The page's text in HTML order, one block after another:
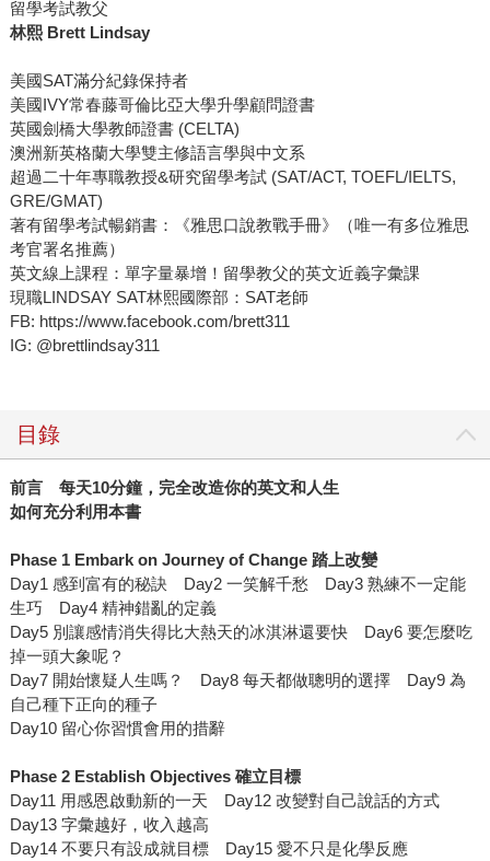
留學考試教父
林熙 Brett Lindsay
美國SAT滿分紀錄保持者
美國IVY常春藤哥倫比亞大學升學顧問證書
英國劍橋大學教師證書 (CELTA)
澳洲新英格蘭大學雙主修語言學與中文系
超過二十年專職教授&研究留學考試 (SAT/ACT, TOEFL/IELTS,
GRE/GMAT)
著有留學考試暢銷書：《雅思口說教戰手冊》（唯一有多位雅思
考官署名推薦）
英文線上課程：單字量暴增！留學教父的英文近義字彙課
現職LINDSAY SAT林熙國際部：SAT老師
FB: https://www.facebook.com/brett311
IG: @brettlindsay311
目錄
前言 每天10分鐘，完全改造你的英文和人生
如何充分利用本書
Phase 1 Embark on Journey of Change 踏上改變
Day1 感到富有的秘訣 Day2 一笑解千愁 Day3 熟練不一定能
生巧 Day4 精神錯亂的定義
Day5 別讓感情消失得比大熱天的冰淇淋還要快 Day6 要怎麼吃
掉一頭大象呢？
Day7 開始懷疑人生嗎？ Day8 每天都做聰明的選擇 Day9 為
自己種下正向的種子
Day10 留心你習慣會用的措辭
Phase 2 Establish Objectives 確立目標
Day11 用感恩啟動新的一天 Day12 改變對自己說話的方式
Day13 字彙越好，收入越高
Day14 不要只有設成就目標 Day15 愛不只是化學反應